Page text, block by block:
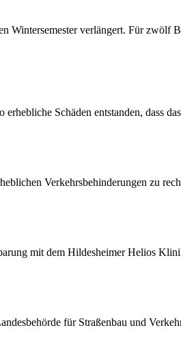
verlängert. Für zwölf
Schäden entstanden, dass
Verkehrsbehinderungen zu
mit dem Hildesheimer Helios
für Straßenbau und